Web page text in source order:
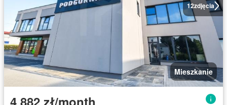
12zdjęcia
Mieszkanie
4 882 zł/month